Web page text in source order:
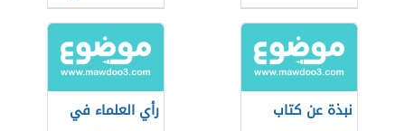
الغزالي
نبذة عن كتاب
رأي العلماء في